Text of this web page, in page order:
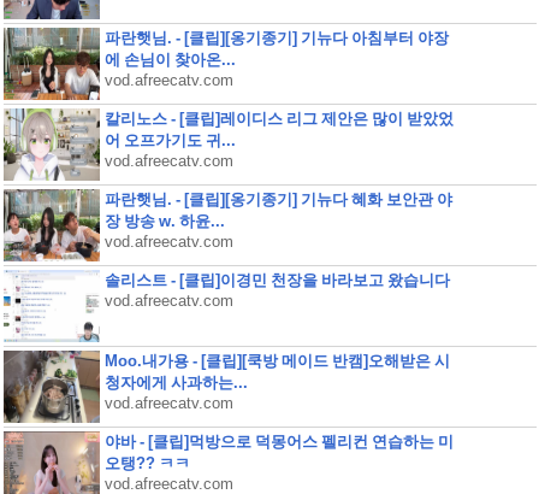
파란햇님. - [클립][옹기종기] 기뉴다 아침부터 야장
에 손님이 찾아온...
vod.afreecatv.com
칼리노스 - [클립]레이디스 리그 제안은 많이 받았었
어 오프가기도 귀...
vod.afreecatv.com
파란햇님. - [클립][옹기종기] 기뉴다 혜화 보안관 야
장 방송 w. 하윤...
vod.afreecatv.com
솔리스트 - [클립]이경민 천장을 바라보고 왔습니다
vod.afreecatv.com
Moo.내가용 - [클립][쿡방 메이드 반캠]오해받은 시
청자에게 사과하는...
vod.afreecatv.com
야바 - [클립]먹방으로 덕몽어스 펠리컨 연습하는 미
오탱?? ㅋㅋ
vod.afreecatv.com